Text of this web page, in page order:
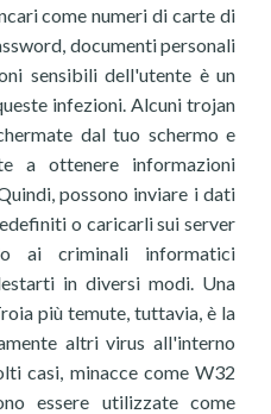
come numeri di carte di
documenti personali
sensibili dell'utente è un
infezioni. Alcuni trojan
dal tuo schermo e
a ottenere informazioni
possono inviare i dati
o caricarli sui server
ai criminali informatici
in diversi modi. Una
più temute, tuttavia, è la
altri virus all'interno
casi, minacce come W32
essere utilizzate come